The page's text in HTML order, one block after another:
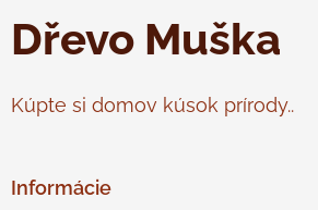
Dřevo Muška
Kúpte si domov kúsok prírody..
Informácie